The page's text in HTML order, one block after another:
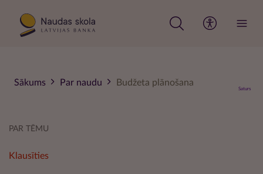
Sākums Par naudu Budžeta plānošana
Saturs
PAR TĒMU
Klausīties